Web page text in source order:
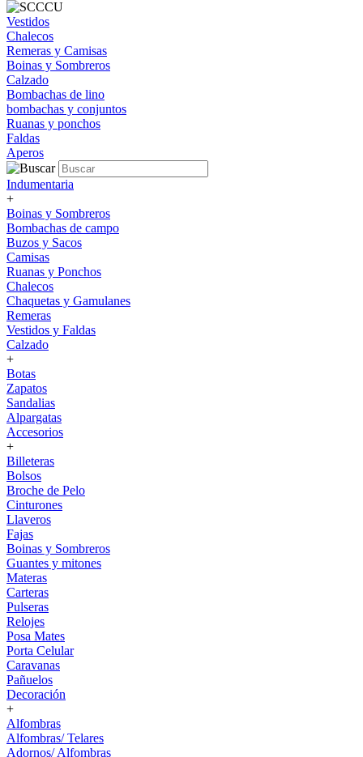
Vestidos
Chalecos
Remeras y Camisas
Boinas y Sombreros
Calzado
Bombachas de lino
bombachas y conjuntos
Ruanas y ponchos
Faldas
Aperos
Indumentaria
+
Boinas y Sombreros
Bombachas de campo
Buzos y Sacos
Camisas
Ruanas y Ponchos
Chalecos
Chaquetas y Gamulanes
Remeras
Vestidos y Faldas
Calzado
+
Botas
Zapatos
Sandalias
Alpargatas
Accesorios
+
Billeteras
Bolsos
Broche de Pelo
Cinturones
Llaveros
Fajas
Boinas y Sombreros
Guantes y mitones
Materas
Carteras
Pulseras
Relojes
Posa Mates
Porta Celular
Caravanas
Pañuelos
Decoración
+
Alfombras
Alfombras/ Telares
Adornos/ Alfombras